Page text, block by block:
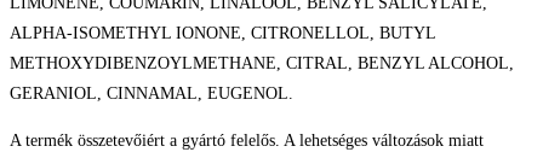
ALPHA-ISOMETHYL IONONE, CITRONELLOL, BUTYL
METHOXYDIBENZOYLMETHANE, CITRAL, BENZYL ALCOHOL,
GERANIOL, CINNAMAL, EUGENOL.
A termék összetevőiért a gyártó felelős. A lehetséges változások miatt